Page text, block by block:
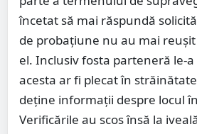
încetat să mai răspundă
de probațiune nu au mai
el. Inclusiv fosta parteneră le-
acesta ar fi plecat în
deține informații despre locul
Verificările au scos însă la